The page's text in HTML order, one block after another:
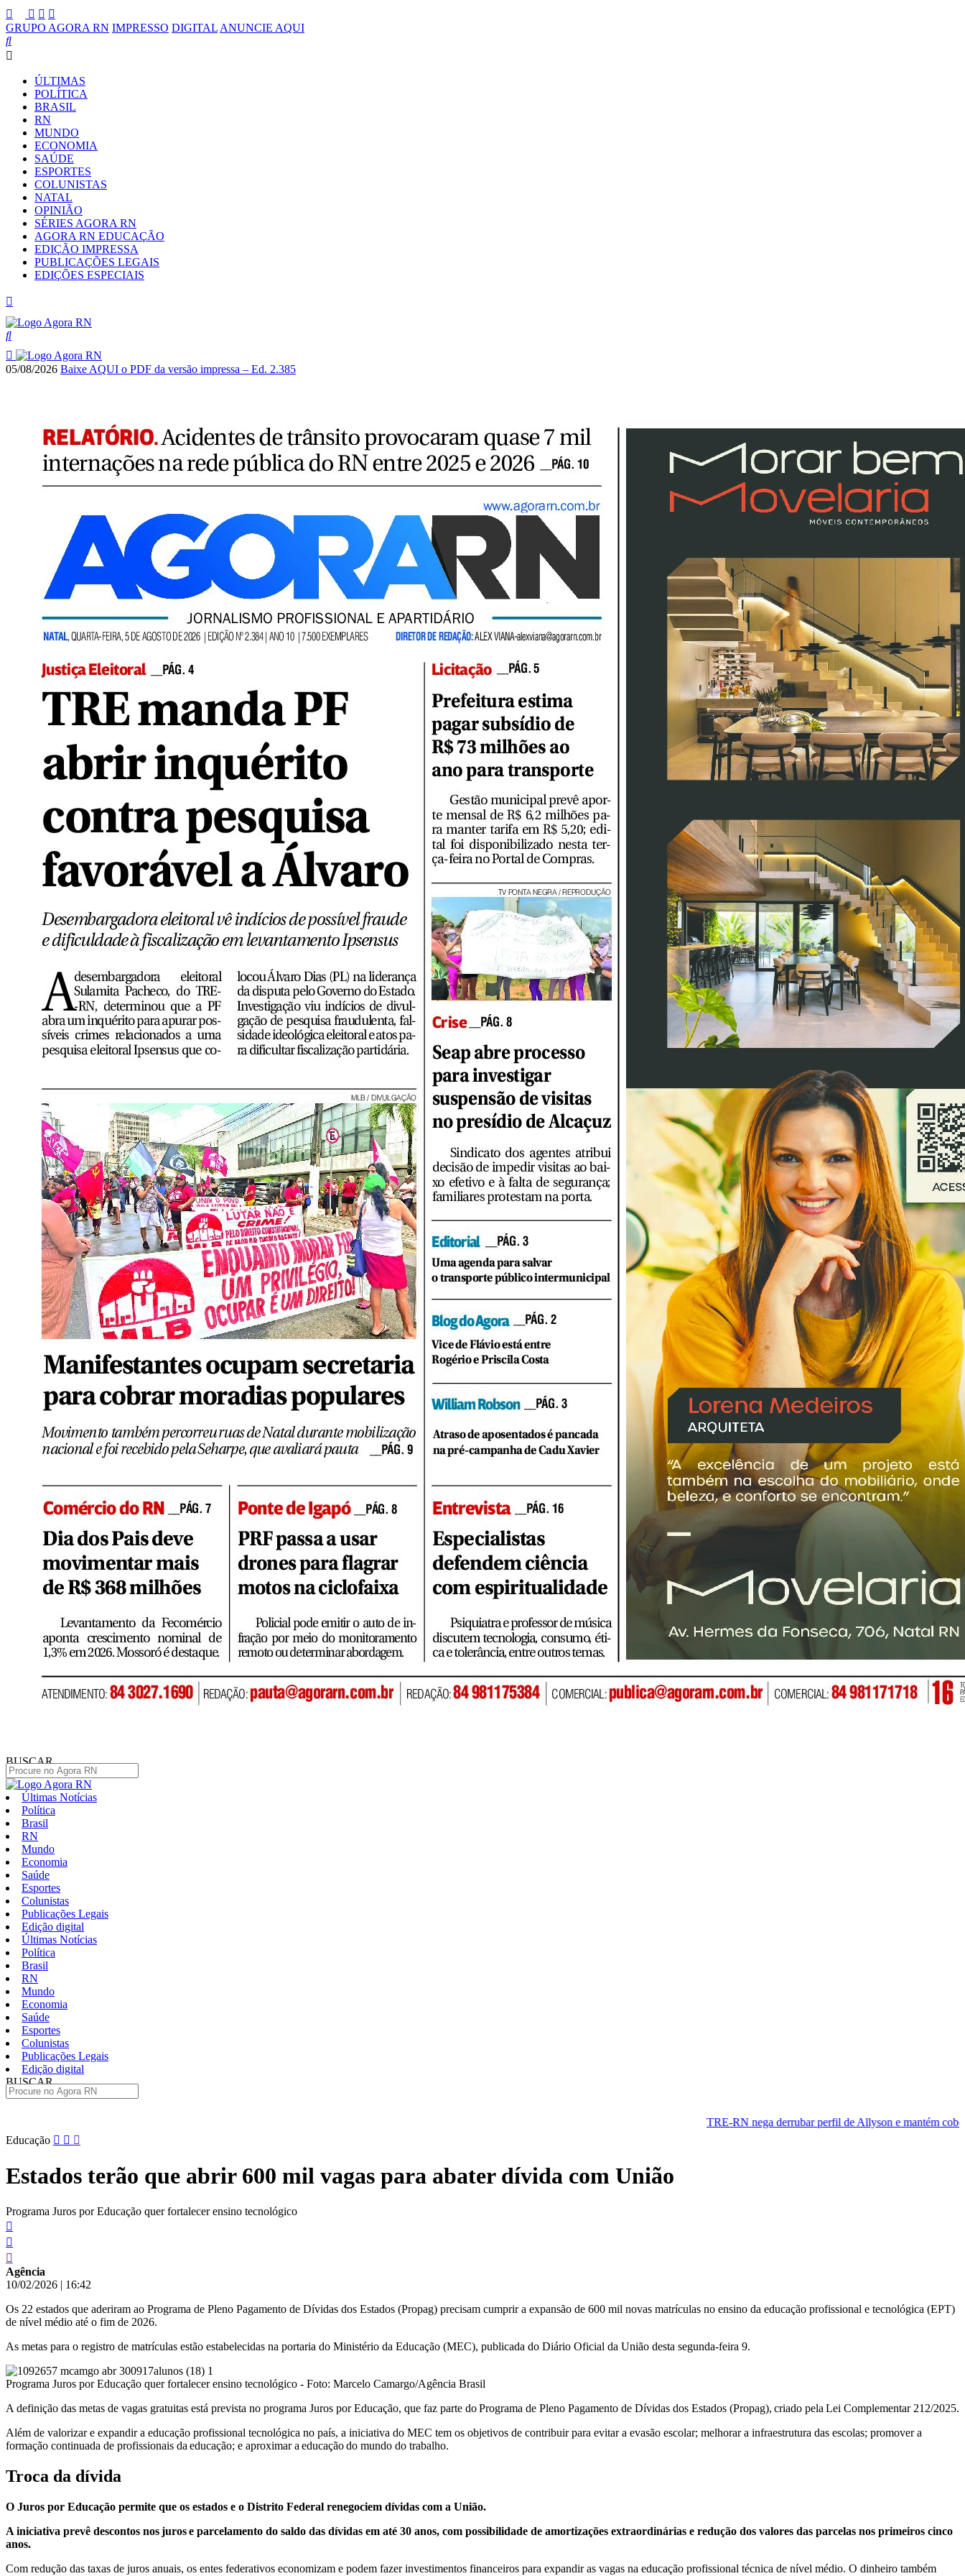
GRUPO AGORA RN IMPRESSO DIGITAL ANUNCIE AQUI
ÚLTIMAS
POLÍTICA
BRASIL
RN
MUNDO
ECONOMIA
SAÚDE
ESPORTES
COLUNISTAS
NATAL
OPINIÃO
SÉRIES AGORA RN
AGORA RN EDUCAÇÃO
EDIÇÃO IMPRESSA
PUBLICAÇÕES LEGAIS
EDIÇÕES ESPECIAIS
05/08/2026 Baixe AQUI o PDF da versão impressa – Ed. 2.385
BUSCAR
Últimas Notícias
Política
Brasil
RN
Mundo
Economia
Saúde
Esportes
Colunistas
Publicações Legais
Edição digital
Últimas Notícias
Política
Brasil
RN
Mundo
Economia
Saúde
Esportes
Colunistas
Publicações Legais
Edição digital
BUSCAR
TRE-RN nega derrubar perfil de Allyson e mantém cobertura da
Pular
conteúdo
Educação
Estados terão que abrir 600 mil vagas para abater dívida com União
Programa Juros por Educação quer fortalecer ensino tecnológico
Agência
10/02/2026 | 16:42
Os 22 estados que aderiram ao Programa de Pleno Pagamento de Dívidas dos Estados (Propag) precisam cumprir a expansão de 600 mil novas matrículas no ensino da educação profissional e tecnológica (EPT)
de nível médio até o fim de 2026.
As metas para o registro de matrículas estão estabelecidas na portaria do Ministério da Educação (MEC), publicada do Diário Oficial da União desta segunda-feira 9.
Programa Juros por Educação quer fortalecer ensino tecnológico - Foto: Marcelo Camargo/Agência Brasil
A definição das metas de vagas gratuitas está prevista no programa Juros por Educação, que faz parte do Programa de Pleno Pagamento de Dívidas dos Estados (Propag), criado pela Lei Complementar 212/2025.
Além de valorizar e expandir a educação profissional tecnológica no país, a iniciativa do MEC tem os objetivos de contribuir para evitar a evasão escolar; melhorar a infraestrutura das escolas; promover a
formação continuada de profissionais da educação; e aproximar a educação do mundo do trabalho.
Troca da dívida
O Juros por Educação permite que os estados e o Distrito Federal renegociem dívidas com a União.
A iniciativa prevê descontos nos juros e parcelamento do saldo das dívidas em até 30 anos, com possibilidade de amortizações extraordinárias e redução dos valores das parcelas nos primeiros cinco
anos.
Com redução das taxas de juros anuais, os entes federativos economizam e podem fazer investimentos financeiros para expandir as vagas na educação profissional técnica de nível médio. O dinheiro também